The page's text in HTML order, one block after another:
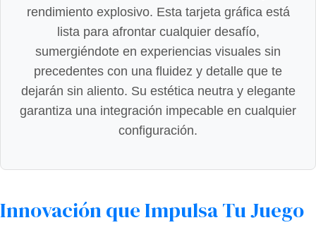
rendimiento explosivo. Esta tarjeta gráfica está
lista para afrontar cualquier desafío,
sumergiéndote en experiencias visuales sin
precedentes con una fluidez y detalle que te
dejarán sin aliento. Su estética neutra y elegante
garantiza una integración impecable en cualquier
configuración.
Innovación que Impulsa Tu Juego